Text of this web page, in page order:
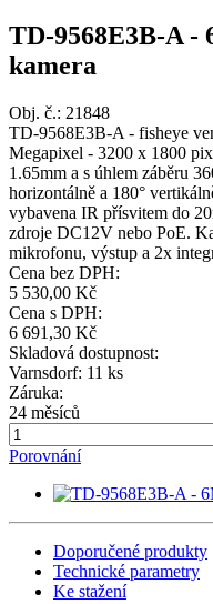
TD-9568E3B-A -
kamera
Obj. č.: 21848
TD-9568E3B-A - fisheye
Megapixel - 3200 x 1800
1.65mm a s úhlem záběru
horizontálně a 180°
vybavena IR přísvitem do
zdroje DC12V nebo PoE.
mikrofonu, výstup a 2x
Cena bez DPH:
5 530,00 Kč
Cena s DPH:
6 691,30 Kč
Skladová dostupnost:
Varnsdorf: 11 ks
Záruka:
24 měsíců
Porovnání
Doporučené produkty
Technické parametry
Ke stažení